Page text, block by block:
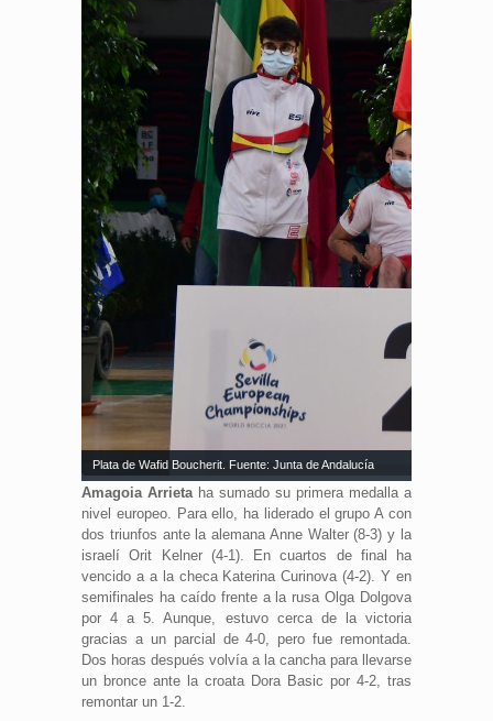
Plata de Wafid Boucherit. Fuente: Junta de Andalucía
Amagoia Arrietaha sumado su primera medalla a
nivel europeo. Para ello, ha liderado el grupo A con
dos triunfos ante la alemana Anne Walter (8-3) y la
israelí Orit Kelner (4-1). En cuartos de final ha
vencido a a la checa Katerina Curinova (4-2). Y en
semifinales ha caído frente a la rusa Olga Dolgova
por 4 a 5. Aunque, estuvo cerca de la victoria
gracias a un parcial de 4-0, pero fue remontada.
Dos horas después volvía a la cancha para llevarse
un bronce ante la croata Dora Basic por 4-2, tras
remontar un 1-2.